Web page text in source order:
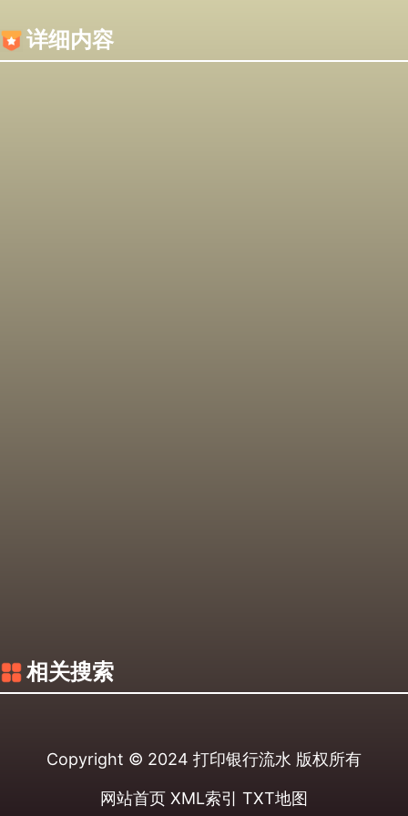
详细内容
相关搜索
Copyright © 2024 打印银行流水 版权所有
网站首页 XML索引 TXT地图